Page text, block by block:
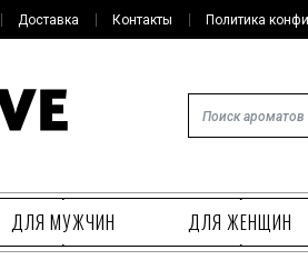
Доставка Контакты Политика
ДЛЯ МУЖЧИН ДЛЯ ЖЕНЩИН